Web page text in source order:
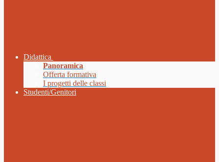
Didattica
Panoramica
Offerta formativa
I progetti delle classi
Studenti/Genitori